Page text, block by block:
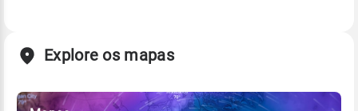
Explore os mapas